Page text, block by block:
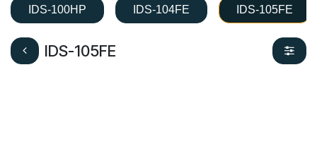
IDS-100HP IDS-104FE IDS-105FE
IDS-105FE